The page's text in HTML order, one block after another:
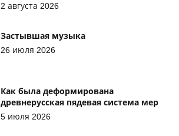
2 августа 2026
Застывшая музыка
26 июля 2026
Как была деформирована
древнерусская пядевая система мер
5 июля 2026